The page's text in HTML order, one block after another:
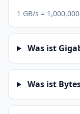
1 GB/s =
Was ist
Was ist